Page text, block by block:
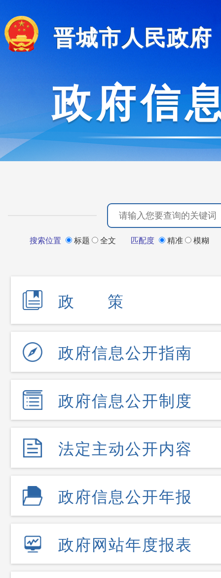
晋城市人民政府
政府信
搜索位置 标题 全文 匹配度 精准 模糊
政 策
政府信息公开指南
政府信息公开制度
法定主动公开内容
政府信息公开年报
政府网站年度报表